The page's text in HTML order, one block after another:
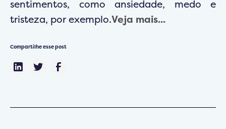
sentimentos, como ansiedade, medo e
tristeza, por exemplo.Veja mais...
Compartilhe esse post